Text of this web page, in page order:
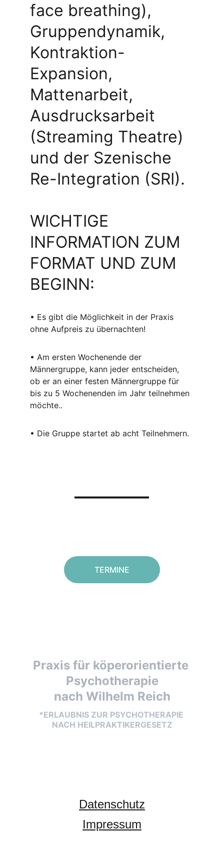
face breathing),
Gruppendynamik,
Kontraktion-
Expansion,
Mattenarbeit,
Ausdrucksarbeit
(Streaming Theatre)
und der Szenische
Re-Integration (SRI).
WICHTIGE
INFORMATION ZUM
FORMAT UND ZUM
BEGINN:
• Es gibt die Möglichkeit in der Praxis
ohne Aufpreis zu übernachten!
• Am ersten Wochenende der
Männergruppe, kann jeder entscheiden,
ob er an einer festen Männergruppe für
bis zu 5 Wochenenden im Jahr teilnehmen
möchte..
• Die Gruppe startet ab acht Teilnehmern.
TERMINE
Impressum
Datenschutz
Praxis für köperorientierte
Psychotherapie
nach Wilhelm Reich
*ERLAUBNIS ZUR PSYCHOTHERAPIE
NACH HEILPRAKTIKERGESETZ